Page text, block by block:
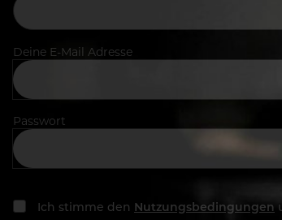
Deine E-Mail Adresse
Passwort
Ich stimme den Nutzungsbedingungen